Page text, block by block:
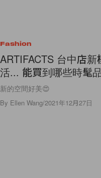
Fashion
ARTIFACTS 台中店
活... 能買到哪些時髦
新的空間好美😍
By Ellen Wang/2021年12月27日